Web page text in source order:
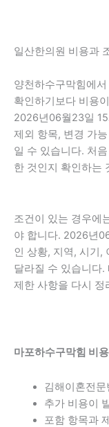
일산한의원 비용과
양천하수구막힘에
확인하기보다 비용
2026년06월23일
제외 항목, 변경 가
일 수 있습니다. 처
한 것인지 확인하는
조건이 있는 경우에
야 합니다. 2026년
인 상황, 지역, 시기,
달라질 수 있습니다
제한 사항을 다시 정
마포하수구막힘 비
김해이혼전
추가 비용이
포함 항목과